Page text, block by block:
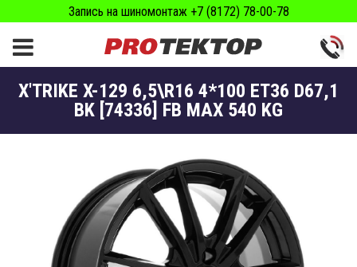
Запись на шиномонтаж +7 (8172) 78-00-78
X'TRIKE X-129 6,5\R16 4*100 ET36 D67,1
BK [74336] FB MAX 540 KG